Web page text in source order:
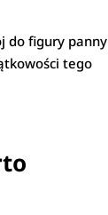
do figury panny
tego